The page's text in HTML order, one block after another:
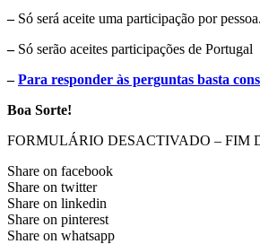
– Só será aceite uma participação por pessoa.
– Só serão aceites participações de Portugal
–Para responder às perguntas basta
Boa Sorte!
FORMULÁRIO DESACTIVADO – FIM
Share on facebook
Share on twitter
Share on linkedin
Share on pinterest
Share on whatsapp